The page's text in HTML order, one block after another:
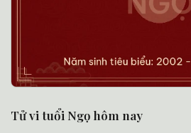
Tử vi tuổi Ngọ hôm nay